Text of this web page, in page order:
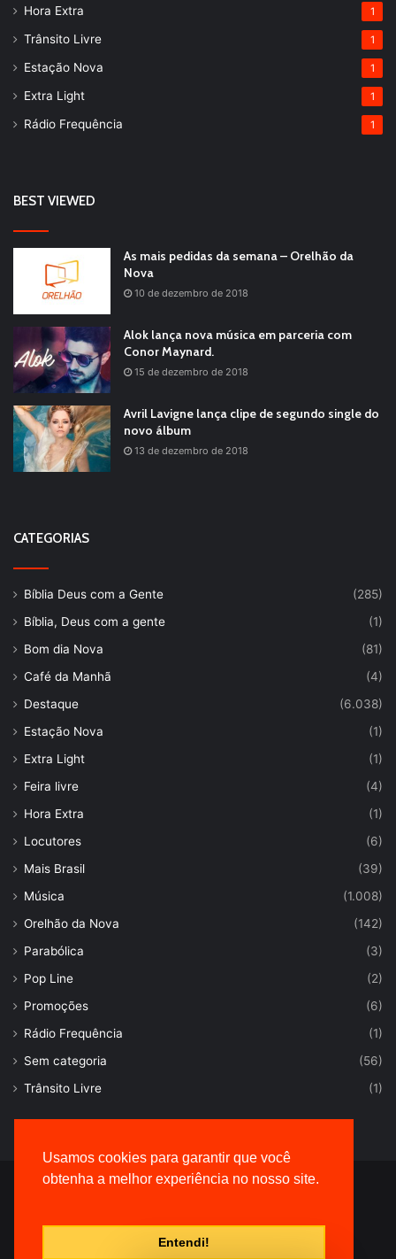
Usamos cookies para garantir que você
obtenha a melhor experiência no nosso site.
Entendi!
Hora Extra 1
Trânsito Livre 1
Estação Nova 1
Extra Light 1
Rádio Frequência 1
BEST VIEWED
As mais pedidas da semana – Orelhão da
Nova
10 de dezembro de 2018
Alok lança nova música em parceria com
Conor Maynard.
15 de dezembro de 2018
Avril Lavigne lança clipe de segundo single do
novo álbum
13 de dezembro de 2018
CATEGORIAS
Bíblia Deus com a Gente
(285)
Bíblia, Deus com a gente
(1)
Bom dia Nova
(81)
Café da Manhã
(4)
Destaque
(6.038)
Estação Nova
(1)
Extra Light
(1)
Feira livre
(4)
Hora Extra
(1)
Locutores
(6)
Mais Brasil
(39)
Música
(1.008)
Orelhão da Nova
(142)
Parabólica
(3)
Pop Line
(2)
Promoções
(6)
Rádio Frequência
(1)
Sem categoria
(56)
Trânsito Livre
(1)